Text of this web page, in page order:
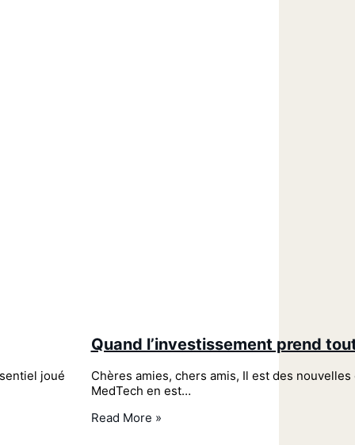
joué
Quand l’investissement prend
Chères amies, chers amis, Il est des
MedTech en est…
Read More »